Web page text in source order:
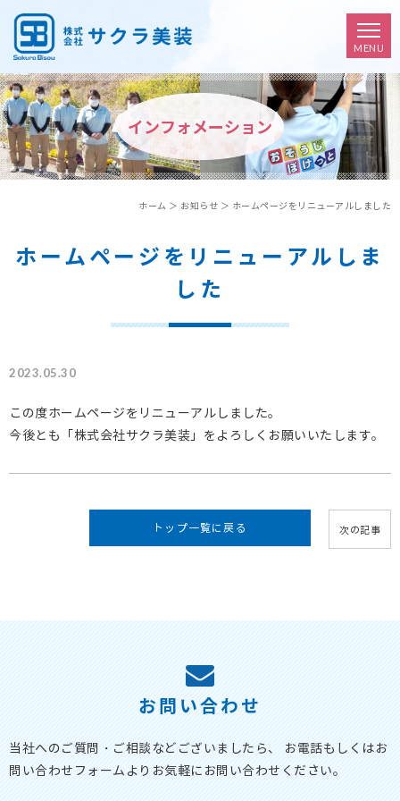
インフォメーション
ホーム ＞ お知らせ ＞ ホームページをリニューアルしました
ホームページをリニューアルしま
した
2023.05.30
この度ホームページをリニューアルしました。
今後とも「株式会社サクラ美装」をよろしくお願いいたします。
トップ一覧に戻る 次の記事
お問い合わせ
当社へのご質問・ご相談などございましたら、お電話もしくはお
問い合わせフォームよりお気軽にお問い合わせください。